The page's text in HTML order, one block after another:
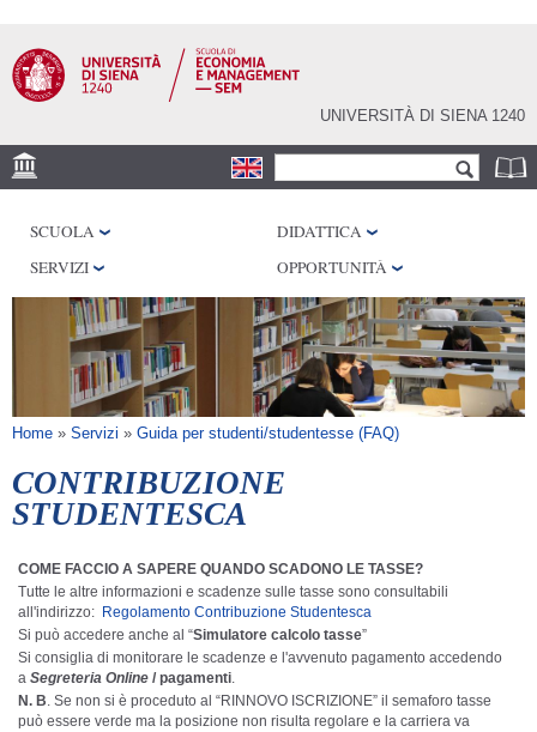
contenuto
principale
UNIVERSITÀ DI SIENA 1240
Form di ricerca
DISAG
SCUOLA
DIDATTICA
SERVIZI
OPPORTUNITÀ
Tu sei qui
Home » Servizi » Guida per studenti/studentesse (FAQ)
CONTRIBUZIONE
STUDENTESCA
COME FACCIO A SAPERE QUANDO SCADONO LE TASSE?
Tutte le altre informazioni e scadenze sulle tasse sono consultabili
all'indirizzo: Regolamento Contribuzione Studentesca
Si può accedere anche al “Simulatore calcolo tasse”
Si consiglia di monitorare le scadenze e l'avvenuto pagamento accedendo
a Segreteria Online / pagamenti
N. B . Se non si è proceduto al “RINNOVO ISCRIZIONE” il semaforo tasse
può essere verde ma la posizione non risulta regolare e la carriera va